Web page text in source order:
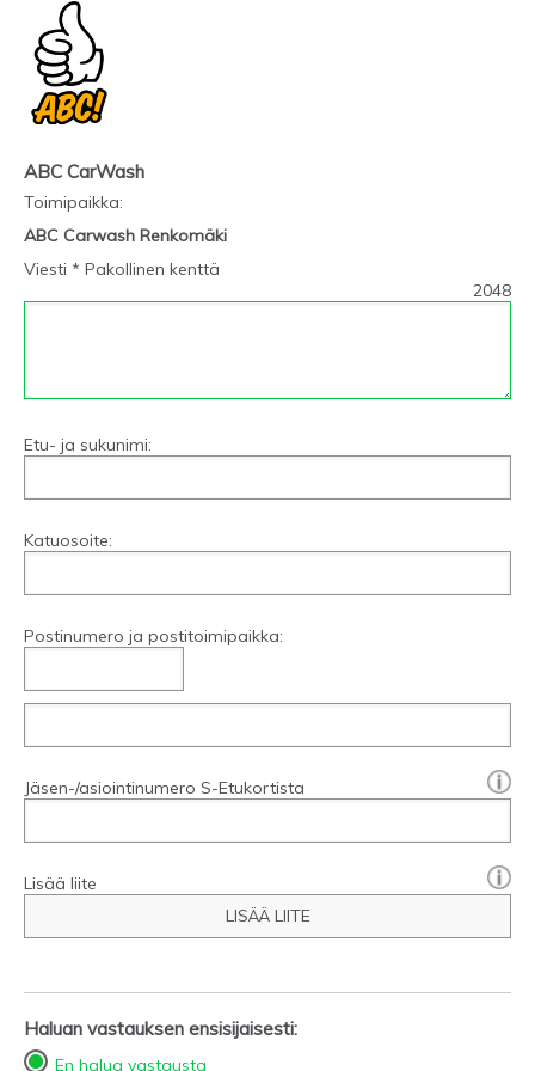
ABC CarWash
Toimipaikka:
ABC Carwash Renkomäki
Viesti * Pakollinen kenttä
2048
Etu- ja sukunimi:
Katuosoite:
Postinumero ja postitoimipaikka:
Jäsen-/asiointinumero S-Etukortista
Lisää liite
LISÄÄ LIITE
Haluan vastauksen ensisijaisesti:
En halua vastausta